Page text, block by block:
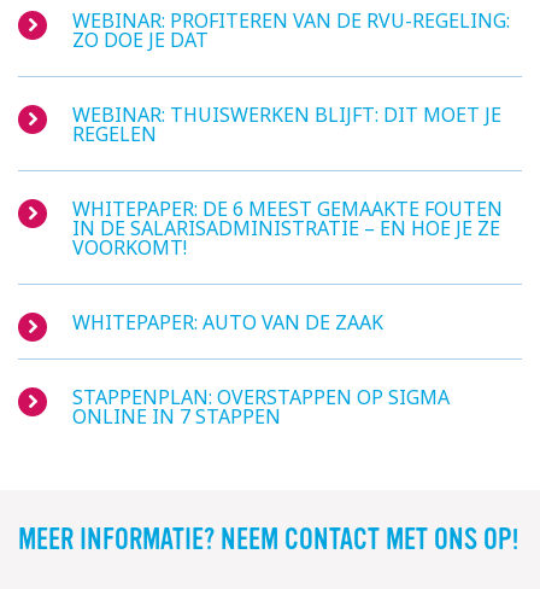
WEBINAR: PROFITEREN VAN DE RVU-REGELING:
ZO DOE JE DAT
WEBINAR: THUISWERKEN BLIJFT: DIT MOET JE
REGELEN
WHITEPAPER: DE 6 MEEST GEMAAKTE FOUTEN
IN DE SALARIS­ADMINISTRATIE – EN HOE JE ZE
VOORKOMT!
WHITEPAPER: AUTO VAN DE ZAAK
STAPPENPLAN: OVERSTAPPEN OP SIGMA
ONLINE IN 7 STAPPEN
MEER INFORMATIE? NEEM CONTACT MET ONS OP!